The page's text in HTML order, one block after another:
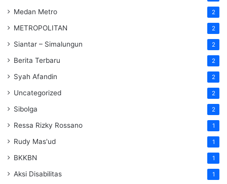
Medan Metro 2
METROPOLITAN 2
Siantar – Simalungun 2
Berita Terbaru 2
Syah Afandin 2
Uncategorized 2
Sibolga 2
Ressa Rizky Rossano 1
Rudy Mas'ud 1
BKKBN 1
Aksi Disabilitas 1